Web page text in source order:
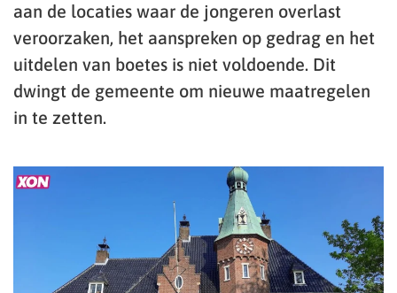
aan de locaties waar de jongeren overlast
veroorzaken, het aanspreken op gedrag en het
uitdelen van boetes is niet voldoende. Dit
dwingt de gemeente om nieuwe maatregelen
in te zetten.